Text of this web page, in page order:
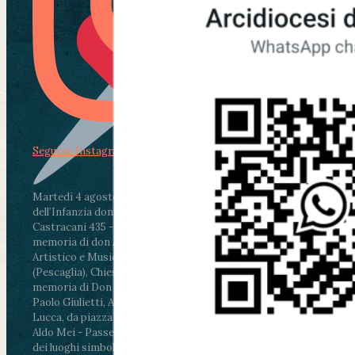
Martedì 4 agosto2026
ore 11:30 - Lucca, Scuola
dell’Infanzia don Aldo Mei - Viale Castruccio
Castracani 435 - Inaugurazione murales in
memoria di don Aldo Mei curato dal Liceo
Artistico e Musicale “Passaglia”
ore 18 - Fiano
(Pescaglia), Chiesa parrocchiale - Messa in
memoria di Don Aldo Mei celebrata da mons.
Paolo Giulietti, Arcivescovo di Lucca
ore 20.30 -
Lucca, da piazza San Michele al Cippo di don
Aldo Mei - Passeggiata della Memoria in alcuni
dei luoghi simbolo della città. Ritrovo alle ore
Segui su Instagram